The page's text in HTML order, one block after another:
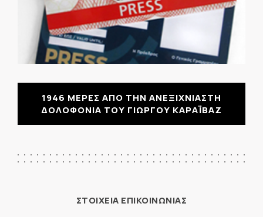
1946 ΜΕΡΕΣ ΑΠΟ ΤΗΝ ΑΝΕΞΙΧΝΙΑΣΤΗ
ΔΟΛΟΦΟΝΙΑ ΤΟΥ ΓΙΩΡΓΟΥ ΚΑΡΑΪΒΑΖ
ΣΤΟΙΧΕΙΑ ΕΠΙΚΟΙΝΩΝΙΑΣ